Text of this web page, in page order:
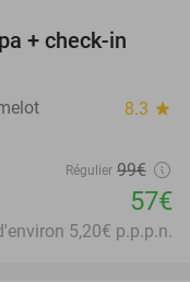
42%
+ check-in
8.3 star
Régulier 99€
57€
5,20€ p.p.p.n.